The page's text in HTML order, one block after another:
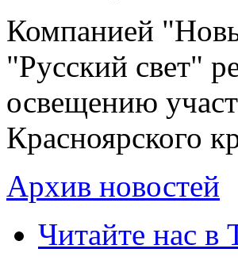
Компанией
"Русский свет"
освещению
Красноярского
Архив новостей
Читайте нас в